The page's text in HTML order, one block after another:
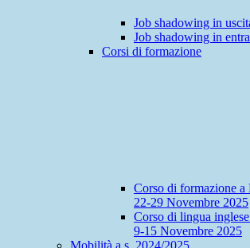
Job shadowing in
Job shadowing in
Corsi di formazione
Corso di formazione
22-29 Novembre 2025
Corso di lingua
9-15 Novembre 2025